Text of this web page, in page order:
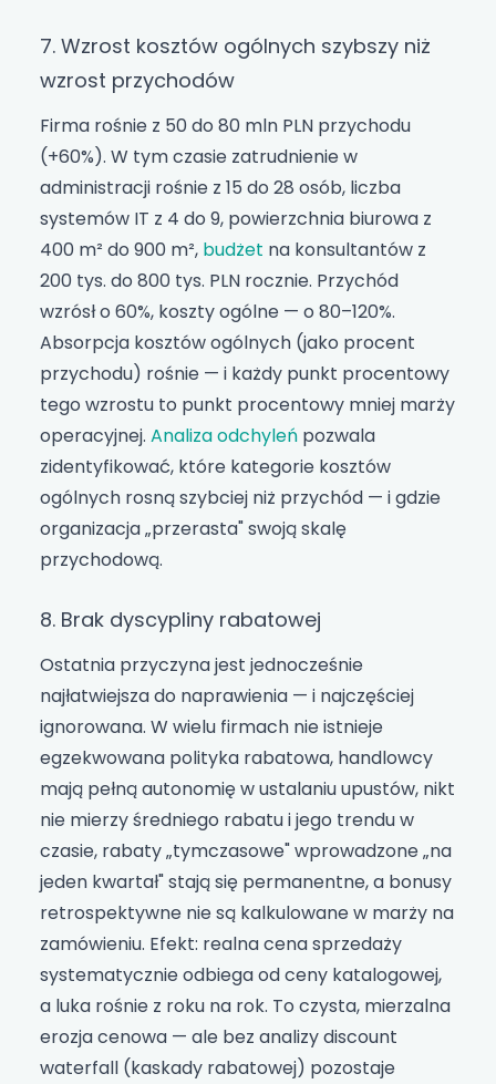
7. Wzrost kosztów ogólnych szybszy niż
wzrost przychodów
Firma rośnie z 50 do 80 mln PLN przychodu
(+60%). W tym czasie zatrudnienie w
administracji rośnie z 15 do 28 osób, liczba
systemów IT z 4 do 9, powierzchnia biurowa z
400 m² do 900 m², budżet na konsultantów z
200 tys. do 800 tys. PLN rocznie. Przychód
wzrósł o 60%, koszty ogólne — o 80–120%.
Absorpcja kosztów ogólnych (jako procent
przychodu) rośnie — i każdy punkt procentowy
tego wzrostu to punkt procentowy mniej marży
operacyjnej. Analiza odchyleń pozwala
zidentyfikować, które kategorie kosztów
ogólnych rosną szybciej niż przychód — i gdzie
organizacja „przerasta" swoją skalę
przychodową.
8. Brak dyscypliny rabatowej
Ostatnia przyczyna jest jednocześnie
najłatwiejsza do naprawienia — i najczęściej
ignorowana. W wielu firmach nie istnieje
egzekwowana polityka rabatowa, handlowcy
mają pełną autonomię w ustalaniu upustów, nikt
nie mierzy średniego rabatu i jego trendu w
czasie, rabaty „tymczasowe" wprowadzone „na
jeden kwartał" stają się permanentne, a bonusy
retrospektywne nie są kalkulowane w marży na
zamówieniu. Efekt: realna cena sprzedaży
systematycznie odbiega od ceny katalogowej,
a luka rośnie z roku na rok. To czysta, mierzalna
erozja cenowa — ale bez analizy discount
waterfall (kaskady rabatowej) pozostaje